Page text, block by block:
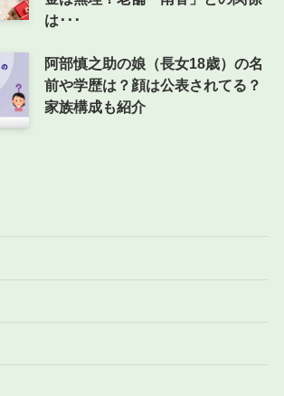
は･･･
阿部慎之助の娘（長女18歳）の名
前や学歴は？顔は公表されてる？
家族構成も紹介